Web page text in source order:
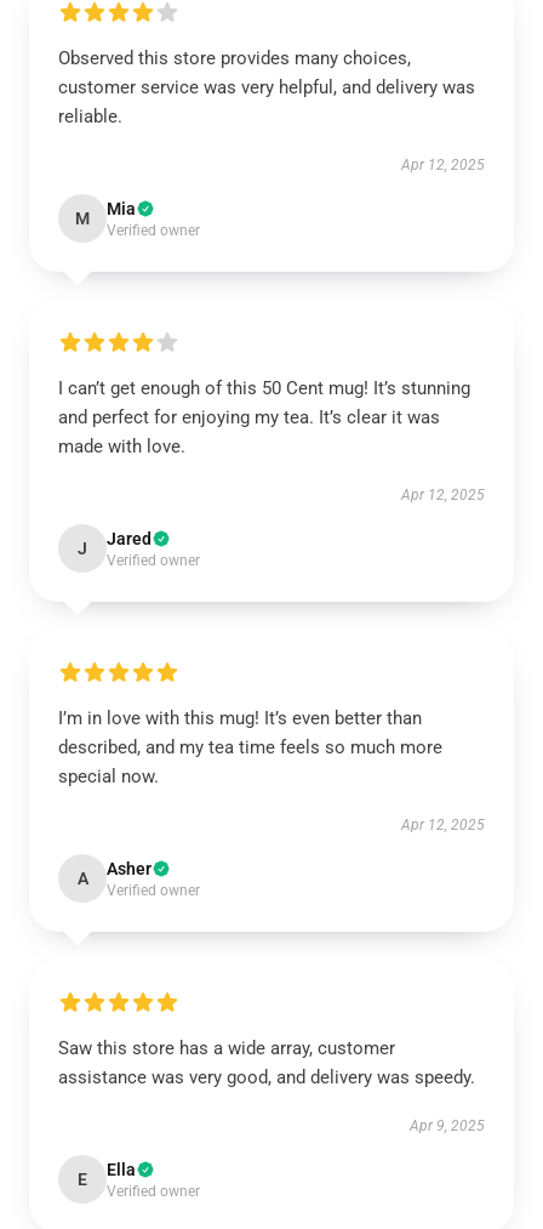
Observed this store provides many choices,
customer service was very helpful, and delivery was
reliable.
Apr 12, 2025
M Mia
Verified owner
I can’t get enough of this 50 Cent mug! It’s stunning
and perfect for enjoying my tea. It’s clear it was
made with love.
Apr 12, 2025
J Jared
Verified owner
I’m in love with this mug! It’s even better than
described, and my tea time feels so much more
special now.
Apr 12, 2025
A Asher
Verified owner
Saw this store has a wide array, customer
assistance was very good, and delivery was speedy.
Apr 9, 2025
E Ella
Verified owner